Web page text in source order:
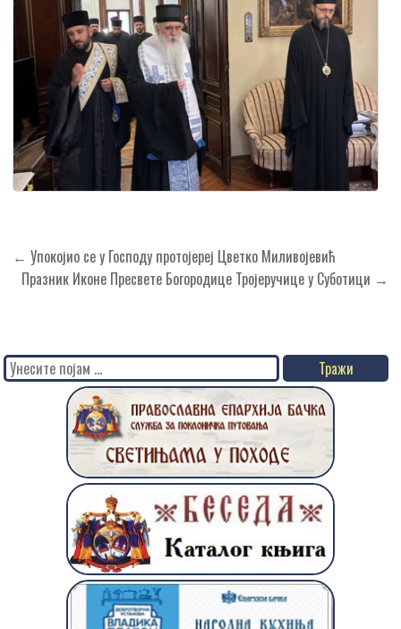
Кретање
чланка
← Упокојио се у Господу протојереј Цветко Миливојевић
Празник Иконе Пресвете Богородице Тројеручице у Суботици →
Search
for: